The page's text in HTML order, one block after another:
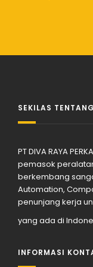
SEKILAS
PT DIVA RAYA
pemasok
berkembang
Automation,
penunjang kerja
yang ada di
INFORMASI